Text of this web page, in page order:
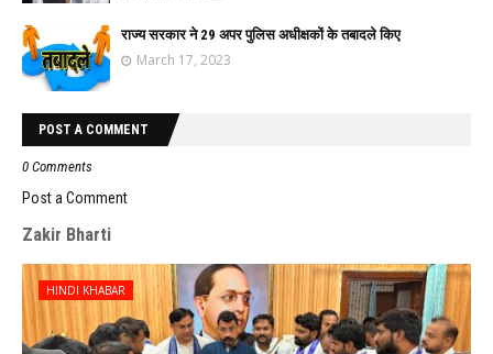
राज्य सरकार ने 29 अपर पुलिस अधीक्षकों के तबादले किए
March 17, 2023
POST A COMMENT
0 Comments
Post a Comment
Zakir Bharti
HINDI KHABAR